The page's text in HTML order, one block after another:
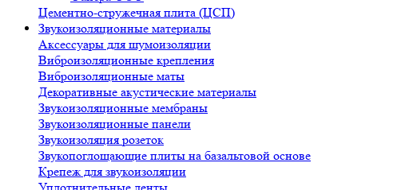
Цементно-стружечная плита (ЦСП)
Звукоизоляционные материалы
Аксессуары для шумоизоляции
Виброизоляционные крепления
Виброизоляционные маты
Декоративные акустические материалы
Звукоизоляционные мембраны
Звукоизоляционные панели
Звукоизоляция розеток
Звукопоглощающие плиты на базальтовой основе
Крепеж для звукоизоляции